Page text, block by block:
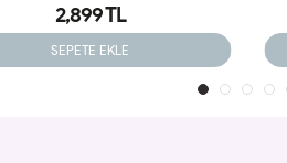
2,799 TL
SEPETE EKLE